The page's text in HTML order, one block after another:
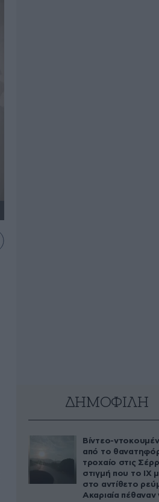
ΔΗΜΟΦΙΛΗ
Βίντεο-
από το
τροχαίο στις
στιγμή που το ΙΧ
στο αντίθετο
Ακαριαία πέθαναν